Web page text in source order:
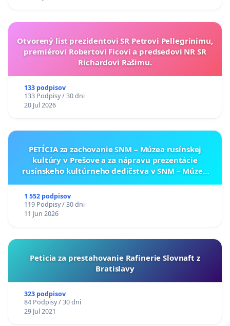
Otvorený list prezidentovi SR Petrovi Pellegrinimu,
premiérovi Robertovi Ficovi a predsedovi NR SR
Richardovi Rašimu.
133 podpisov
133 Podpisy / 30 dni
20 Jul 2026
PETÍCIA za zachovanie SNM – Múzea rusínskej
kultúry v Prešove a za nápravu prezentácie
rusínskeho kultúrneho dedičstva v SNM – Múzeu
1 552 podpisov
119 Podpisy / 30 dni
11 Jun 2026
Peticia za prestahovanie Rafinerie Slovnaft z
Bratislavy
323 podpisov
84 Podpisy / 30 dni
29 Jul 2021